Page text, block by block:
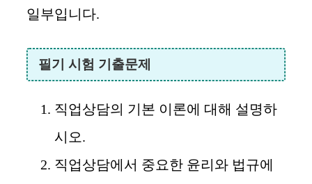
일부입니다.
필기 시험 기출문제
직업상담의 기본 이론에 대해 설명하
시오.
직업상담에서 중요한 윤리와 법규에